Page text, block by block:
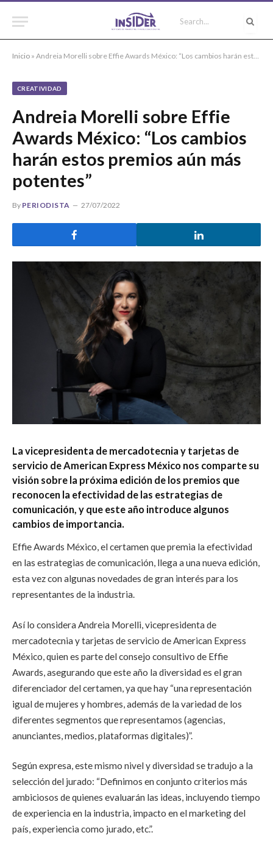
Inicio » Andreia Morelli sobre Effie Awards México: “Los cambios harán estos premios aún más potentes”
CREATIVIDAD
Andreia Morelli sobre Effie
Awards México: “Los cambios
harán estos premios aún más
potentes”
By PERIODISTA 27/07/2022
La vicepresidenta de mercadotecnia y tarjetas de
servicio de American Express México nos comparte su
visión sobre la próxima edición de los premios que
reconocen la efectividad de las estrategias de
comunicación, y que este año introduce algunos
cambios de importancia.
Effie Awards México, el certamen que premia la efectividad
en las estrategias de comunicación, llega a una nueva edición,
esta vez con algunas novedades de gran interés para los
representantes de la industria.
Así lo considera Andreia Morelli, vicepresidenta de
mercadotecnia y tarjetas de servicio de American Express
México, quien es parte del consejo consultivo de Effie
Awards, asegurando que este año la diversidad es el gran
diferenciador del certamen, ya que hay “una representación
igual de mujeres y hombres, además de la variedad de los
diferentes segmentos que representamos (agencias,
anunciantes, medios, plataformas digitales)”.
Según expresa, este mismo nivel y diversidad se tradujo a la
selección del jurado: “Definimos en conjunto criterios más
ambiciosos de quienes evaluarán las ideas, incluyendo tiempo
de experiencia en la industria, impacto en el marketing del
país, experiencia como jurado, etc.”.